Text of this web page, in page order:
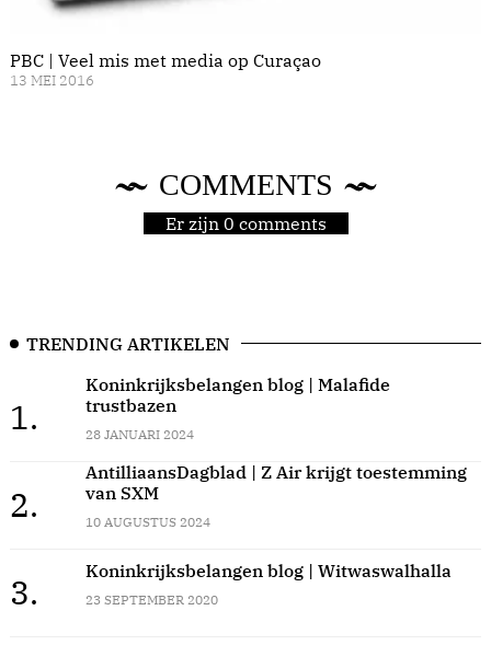
PBC | Veel mis met media op Curaçao
13 MEI 2016
COMMENTS
Er zijn 0 comments
TRENDING ARTIKELEN
1.
Koninkrijksbelangen blog | Malafide
trustbazen
28 JANUARI 2024
2.
AntilliaansDagblad | Z Air krijgt toestemming
van SXM
10 AUGUSTUS 2024
3.
Koninkrijksbelangen blog | Witwaswalhalla
23 SEPTEMBER 2020